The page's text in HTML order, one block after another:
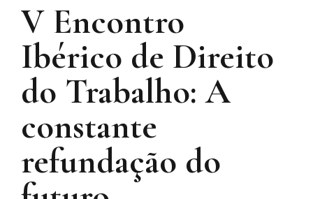
V Encontro
Ibérico de Direito
do Trabalho: A
constante
refundação do